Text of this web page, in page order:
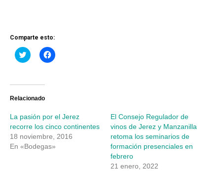
Comparte esto:
Haz
clic
Twitter
abre
ventana
nueva)
Haz
clic
ventana
nueva)
Relacionado
La pasión por el Jerez
recorre los cinco continentes
18 noviembre, 2016
En «Bodegas»
El Consejo Regulador de
vinos de Jerez y Manzanilla
retoma los seminarios de
formación presenciales en
febrero
21 enero, 2022